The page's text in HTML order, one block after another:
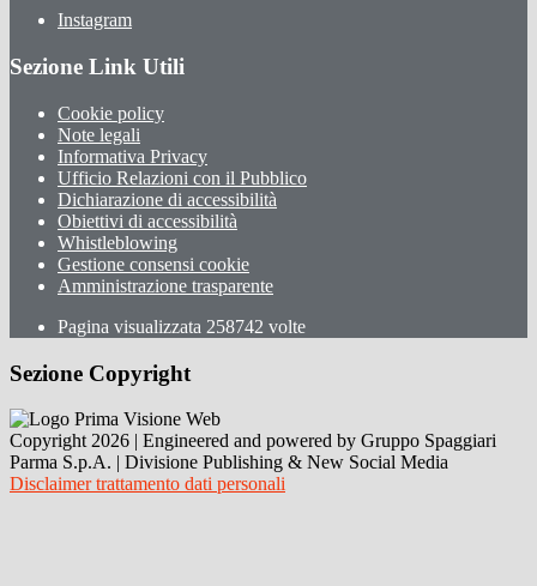
Instagram
Sezione Link Utili
Cookie policy
Note legali
Informativa Privacy
Ufficio Relazioni con il Pubblico
Dichiarazione di accessibilità
Obiettivi di accessibilità
Whistleblowing
Gestione consensi cookie
Amministrazione trasparente
Pagina visualizzata 258742 volte
Sezione Copyright
Copyright 2026 | Engineered and powered by Gruppo Spaggiari
Parma S.p.A. | Divisione Publishing & New Social Media
Disclaimer trattamento dati personali